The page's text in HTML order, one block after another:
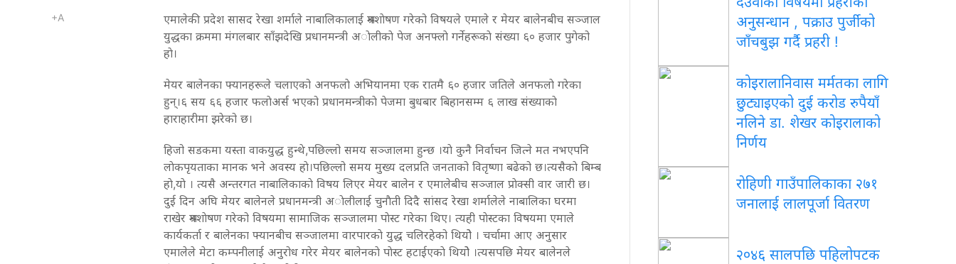
+A
एमालेकी प्रदेश सासद रेखा शर्माले नाबालिकालाई श्रमशाेषण गरेको विषयले एमाले र मेयर बालेनबीच सञ्जाल
युद्धका क्रममा मंगलबार साँझदेखि प्रधानमन्त्री अाेलीकाे पेज अनफ्लाे गर्नेहरूकाे संख्या ६० हजार पुगेको
हाे।
मेयर बालेनका फ्यानहरूले चलाएको अनफलाे अभियानमा एक रातमै ६० हजार जतिले अनफलाे गरेका
हुन्।६ सय ६६ हजार फलाेअर्स भएको प्रधानमन्त्रीकाे पेजमा बुधबार बिहानसम्म ६ लाख संख्याकाे
हाराहारीमा झरेको छ।
हिजो सडकमा यस्ता वाकयुद्ध हुन्थे,पछिल्लो समय सञ्जालमा हुन्छ ।याे कुनै निर्वाचन जित्ने मत नभएपनि
लाेकपृयताका मानक भने अवस्य हाे।पछिल्लो समय मुख्य दलप्रति जनताको वितृष्णा बढेको छ।त्यसैकाे बिम्ब
हाे,याे । त्यसै अन्तरगत नाबालिकाकाे विषय लिएर मेयर बालेन र एमालेबीच सञ्जाल प्राेक्सी वार जारी छ।
दुई दिन अघि मेयर बालेनले प्रधानमन्त्री अाेलीलाई चुनाैती दिदै सांसद रेखा शर्मालेले नाबालिका घरमा
राखेर श्रमशाेषण गरेको विषयमा सामाजिक सञ्जालमा पाेस्ट गरेका थिए। त्यही पाेस्टका विषयमा एमाले
कार्यकर्ता र बालेनका फ्यानबीच सञ्जालमा वारपारकाे युद्ध चलिरहेको थियोे । चर्चामा आए अनुसार
एमालेले मेटा कम्पनीलाई अनुरोध गरेर मेयर बालेनकाे पाेस्ट हटाईएकाे थियोे ।त्यसपछि मेयर बालेनले
अनुसन्धान , पक्राउ पुर्जीको
जाँचबुझ गर्दै प्रहरी !
कोइरालानिवास मर्मतका लागि
छुट्याइएको दुई करोड रुपैयाँ
नलिने डा. शेखर कोइरालाको
निर्णय
रोहिणी गाउँपालिकाका २७१
जनालाई लालपूर्जा वितरण
२०४६ सालपछि पहिलोपटक